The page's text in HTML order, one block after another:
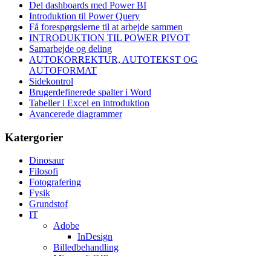
Del dashboards med Power BI
Introduktion til Power Query
Få forespørgslerne til at arbejde sammen
INTRODUKTION TIL POWER PIVOT
Samarbejde og deling
AUTOKORREKTUR, AUTOTEKST OG
AUTOFORMAT
Sidekontrol
Brugerdefinerede spalter i Word
Tabeller i Excel en introduktion
Avancerede diagrammer
Katergorier
Dinosaur
Filosofi
Fotografering
Fysik
Grundstof
IT
Adobe
InDesign
Billedbehandling